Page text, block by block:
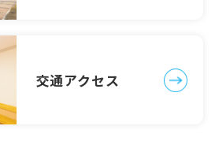
交通アクセス